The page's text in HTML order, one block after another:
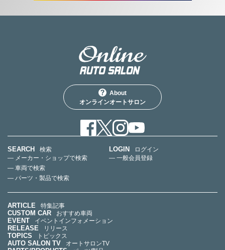
About
オンラインオートサロン
SEARCH
検索
— メーカー・ショップで検索
— 車両で検索
— パーツ・製品で検索
LOGIN
ログイン
— 一般会員登録
ARTICLE 特集記事
CUSTOM CAR おすすめ車両
EVENT イベントインフォメーション
RELEASE リリース
TOPICS トピックス
AUTO SALON TV オートサロンTV